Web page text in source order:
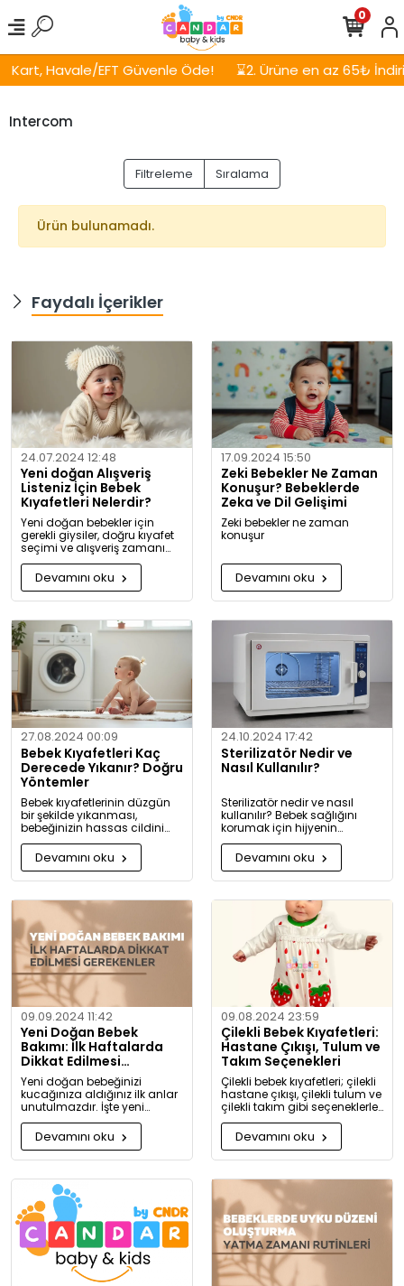
Havale/EFT Güvenle Öde! ⌛2. Ürüne en az 65₺
0
Intercom
Filtreleme Sıralama
Ürün bulunamadı.
Faydalı İçerikler
24.07.2024 12:48
Yeni doğan Alışveriş
Listeniz İçin Bebek
Kıyafetleri Nelerdir?
Yeni doğan bebekler için
gerekli giysiler, doğru kıyafet
seçimi ve alışveriş zamanı
hakkında kapsamlı bilgiler ve
tavsiyeler.
Devamını oku
17.09.2024 15:50
Zeki Bebekler Ne Zaman
Konuşur? Bebeklerde
Zeka ve Dil Gelişimi
Zeki bebekler ne zaman
konuşur
Devamını oku
27.08.2024 00:09
Bebek Kıyafetleri Kaç
Derecede Yıkanır? Doğru
Yöntemler
Bebek kıyafetlerinin düzgün
bir şekilde yıkanması,
bebeğinizin hassas cildini
korumak için oldukça
önemlidir. Bu rehberde, bebek
giysilerinizi nasıl ve hangi
koşullarda yıkamanız
bilgiler bulacaksınız.
Devamını oku
24.10.2024 17:42
Sterilizatör Nedir ve
Nasıl Kullanılır?
Sterilizatör nedir ve nasıl
kullanılır? Bebek sağlığını
korumak için hijyenin
önemini keşfedin. Buharlı ve
UV sterilizatörlerle mikroplara
karşı tam koruma!
Devamını oku
09.09.2024 11:42
Yeni Doğan Bebek
Bakımı: İlk Haftalarda
Dikkat Edilmesi
Gerekenler
Yeni doğan bebeğinizi
kucağınıza aldığınız ilk anlar
unutulmazdır. İşte yeni
doğan bebek bakımında
dikkat etmeniz gerekenler:
Devamını oku
09.08.2024 23:59
Çilekli Bebek Kıyafetleri:
Hastane Çıkışı, Tulum ve
Takım Seçenekleri
Çilekli bebek kıyafetleri; çilekli
hastane çıkışı, çilekli tulum ve
çilekli takım gibi seçeneklerle
bebeğinize tatlılık katıyor. Kız
ve erkek bebekler için özel
tasarlanmış, organik
pamuktan üretilmiş şık ve
Devamını oku